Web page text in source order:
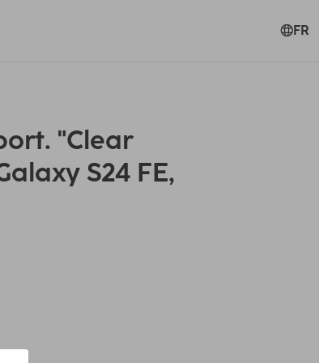
FR
"Clear
S24 FE,